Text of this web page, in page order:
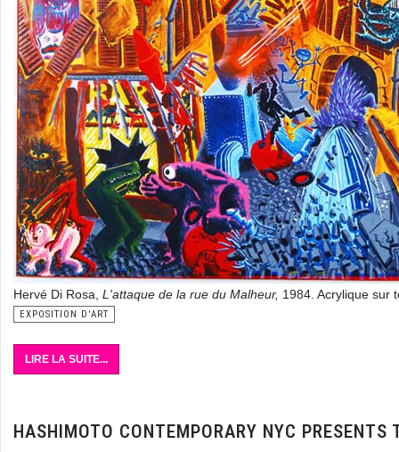
Hervé Di Rosa, L'attaque de la rue du Malheur, 1984. Acrylique sur
EXPOSITION D'ART
LIRE LA SUITE...
HASHIMOTO CONTEMPORARY NYC PRESENTS